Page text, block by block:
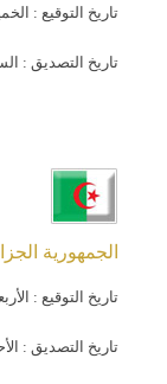
تاريخ التوقيع : الخميس 02
تاريخ التصديق : السبت
الجمهورية
تاريخ التوقيع : الأربعاء 05
تاريخ التصديق : الأحد 27